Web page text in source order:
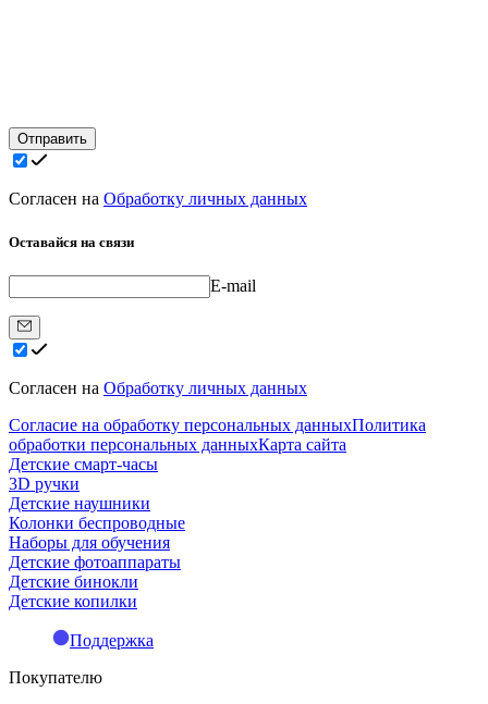
Отправить
Согласен на Обработку личных данных
Оставайся на связи
E-mail
Согласен на Обработку личных данных
Согласие на обработку персональных данныхПолитика
обработки персональных данныхКарта сайта
Детские смарт-часы
3D ручки
Детские наушники
Колонки беспроводные
Наборы для обучения
Детские фотоаппараты
Детские бинокли
Детские копилки
Поддержка
Покупателю